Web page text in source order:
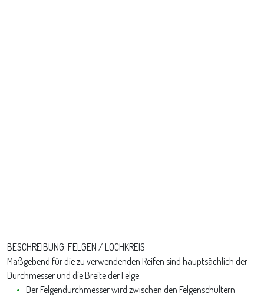
BESCHREIBUNG: FELGEN / LOCHKREIS
Maßgebend für die zu verwendenden Reifen sind hauptsächlich der
Durchmesser und die Breite der Felge.
Der Felgendurchmesser wird zwischen den Felgenschultern